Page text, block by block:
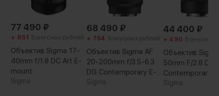
Потрясающая картинка
77 490 ₽
+ 851 Бонусных рублей
Объектив Sigma 17-
40mm f/1.8 DC Art E-
mount
Sigma
68 490 ₽
+ 754 Бонусных рублей
Объектив Sigma AF
20-200mm f/3.5-6.3
DG Contemporary E-
mount
Sigma
44 400 ₽
+ 490 Бонусных
Объектив
50mm F/2.8 DC
Contemporary
Sigma